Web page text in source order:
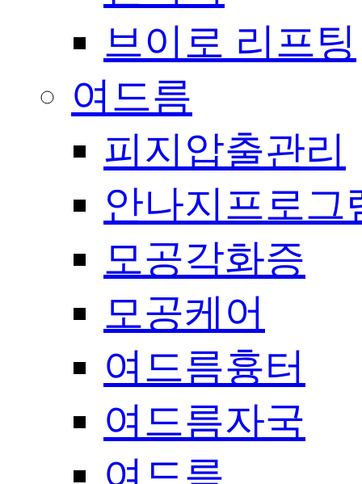
브이로 리프팅
여드름
피지압출관리
안나지프로그
모공각화증
모공케어
여드름흉터
여드름자국